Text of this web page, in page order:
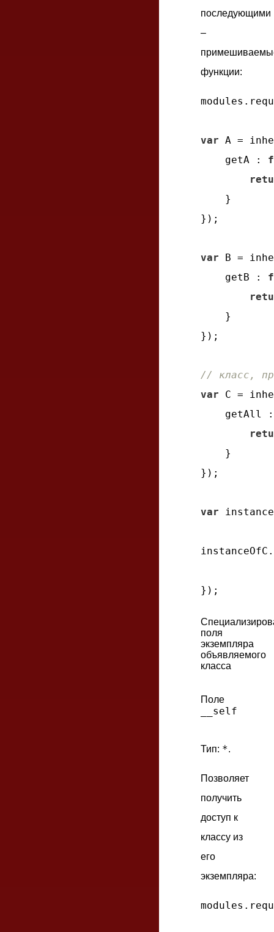
последующими
–
функции:
var A =
getA :
    }
});
var B =
getB :
    }
});
// класс,
var C =
getAll
    }
});
var
поля
экземпляра
объявляемого
класса
Поле
__self
Тип: *.
Позволяет
получить
доступ к
классу из
его
экземпляра: